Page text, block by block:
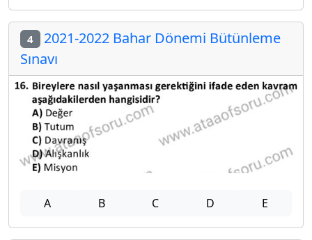
4 2021-2022 Bahar Dönemi Bütünleme
Sınavı
A B C D E